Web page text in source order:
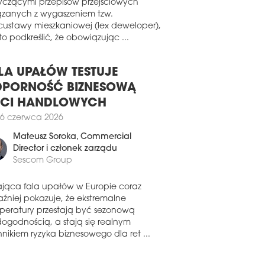
Mirbud podpisała dwie umowy na
dróg ekspresowych dla GDDKiA
kontrakt z PKP PLK. Portfel zamówień
wynosi obecnie 8,6 mld zł netto.
ZACZYNA OPERACJĘ
podpisał umowę na przebudowę
Wojskowego w Szczecinie. Wartość
I MAZOWSZE W
rozwoju polskiego rynku
są coraz bardziej
regionalnie. Jedno pozostaje
bez zmian – skala planowanych
wciąż rośnie.
z pojawiającymi się pytaniami
przepisów przejściowych
z wygaszeniem tzw.
mieszkaniowej (lex deweloper),
UPAŁÓW TESTUJE
BIZNESOWĄ
HANDLOWYCH
26 czerwca 2026
Mateusz Soroka, Commercial
Director i członek zarządu
fala upałów w Europie coraz
pokazuje, że ekstremalne
przestają być sezonową
a stają się realnym